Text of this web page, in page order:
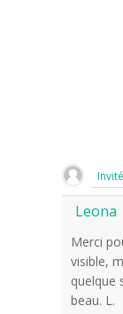
Invité
Leona
Merci
visible,
quelque
beau. L.